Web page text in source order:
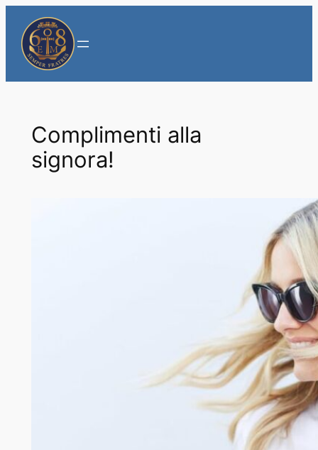
contenuto
Complimenti alla
signora!